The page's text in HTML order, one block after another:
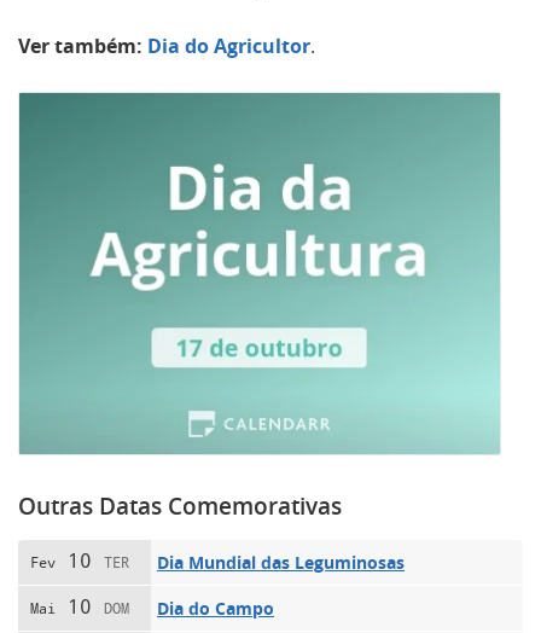
Ver também: Dia do Agricultor.
Outras Datas Comemorativas
Fev 10 TER Dia Mundial das Leguminosas
Mai 10 DOM Dia do Campo